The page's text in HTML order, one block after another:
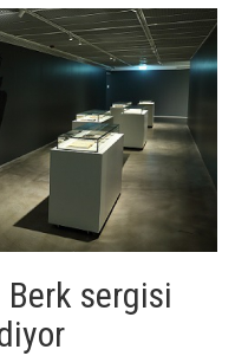
sergisi